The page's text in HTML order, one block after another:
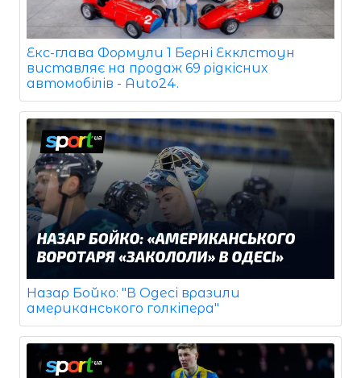
Екс-глава Формули 1 Берні Екклстоун
виставляє на продаж 69 рідкісних
автомобілів - Auto24.
Назар Бойко: "В Одесі вразили
американського голкіпера"